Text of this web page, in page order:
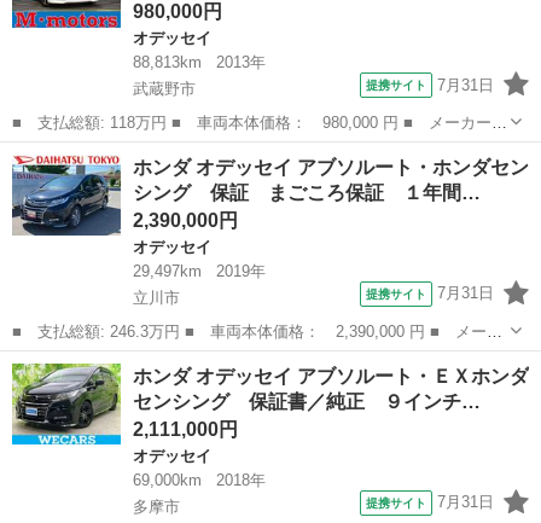
980,000円
オデッセイ
88,813km
2013年
武蔵野市
提携サイト 7月31日
■ 支払総額: 118万円 ■ 車両本体価格： 980,000 円 ■ メーカー
名： ホンダ ■ 車種名： オデッセイ ■ グレード名： Ｇ・Ｅ
Ｘ ＥＴＣ 純正インターナビ フルセグＴＶ Ｂｌｕｅｔｏｏｔｈ
再生 バックカメ...
東京 武蔵野市 オデッセイ
ホンダ オデッセイ アブソルート・ホンダセン
シング 保証 まごころ保証 １年間…
2,390,000円
オデッセイ
29,497km
2019年
立川市
提携サイト 7月31日
■ 支払総額: 246.3万円 ■ 車両本体価格： 2,390,000 円 ■ メーカ
ー名： ホンダ ■ 車種名： オデッセイ ■ グレード名： アブソ
ルート・ホンダセンシング 保証 まごころ保証 １年間・走行距離
無制限付...
東京 立川市 オデッセイ
ホンダ オデッセイ アブソルート・ＥＸホンダ
センシング 保証書／純正 ９インチ…
2,111,000円
オデッセイ
69,000km
2018年
多摩市
提携サイト 7月31日